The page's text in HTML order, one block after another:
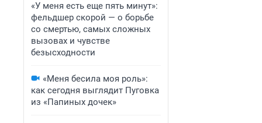
«У меня есть еще пять минут»:
фельдшер скорой — о борьбе
со смертью, самых сложных
вызовах и чувстве
безысходности
«Меня бесила моя роль»:
как сегодня выглядит Пуговка
из «Папиных дочек»